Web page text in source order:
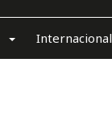
Internacional